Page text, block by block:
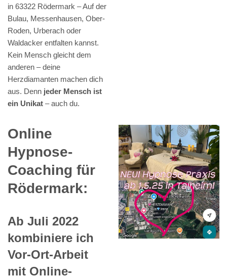
in 63322 Rödermark – Auf der
Bulau, Messenhausen, Ober-
Roden, Urberach oder
Waldacker entfalten kannst.
Kein Mensch gleicht dem
anderen – deine
Herzdiamanten machen dich
aus. Denn jeder Mensch ist
ein Unikat – auch du.
Online
Hypnose-
Coaching für
Rödermark:
Ab Juli 2022
kombiniere ich
Vor-Ort-Arbeit
mit Online-